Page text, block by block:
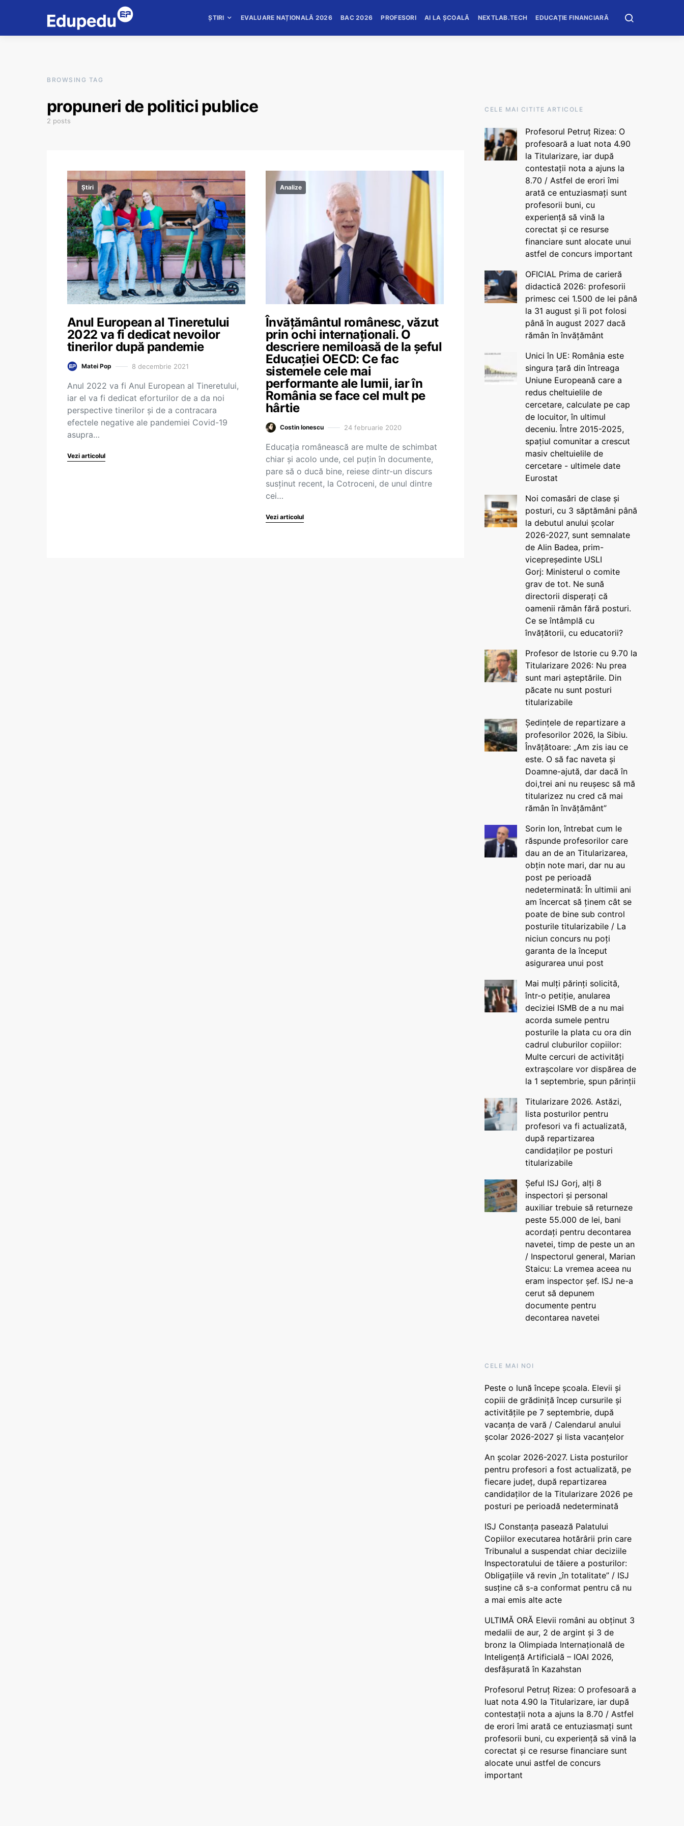
ȘTIRI EVALUARE NAȚIONALĂ 2026 BAC 2026 PROFESORI AI LA ȘCOALĂ NEXTLAB.TECH EDUCAȚIE FINANCIARĂ
BROWSING TAG
propuneri de politici publice
2 posts
Știri
Anul European al Tineretului
2022 va fi dedicat nevoilor
tinerilor după pandemie
Matei Pop 8 decembrie 2021
Anul 2022 va fi Anul European al Tineretului,
iar el va fi dedicat eforturilor de a da noi
perspective tinerilor și de a contracara
efectele negative ale pandemiei Covid-19
asupra…
Vezi articolul
Analize
Învățământul românesc, văzut
prin ochi internaționali. O
descriere nemiloasă de la șeful
Educației OECD: Ce fac
sistemele cele mai
performante ale lumii, iar în
România se face cel mult pe
hârtie
Costin Ionescu 24 februarie 2020
Educația românească are multe de schimbat
chiar și acolo unde, cel puțin în documente,
pare să o ducă bine, reiese dintr-un discurs
susținut recent, la Cotroceni, de unul dintre
cei…
Vezi articolul
CELE MAI CITITE ARTICOLE
Profesorul Petruț Rizea: O
profesoară a luat nota 4.90
la Titularizare, iar după
contestații nota a ajuns la
8.70 / Astfel de erori îmi
arată ce entuziasmați sunt
profesorii buni, cu
experiență să vină la
corectat și ce resurse
financiare sunt alocate unui
astfel de concurs important
OFICIAL Prima de carieră
didactică 2026: profesorii
primesc cei 1.500 de lei până
la 31 august și îi pot folosi
până în august 2027 dacă
rămân în învățământ
Unici în UE: România este
singura țară din întreaga
Uniune Europeană care a
redus cheltuielile de
cercetare, calculate pe cap
de locuitor, în ultimul
deceniu. Între 2015-2025,
spațiul comunitar a crescut
masiv cheltuielile de
cercetare - ultimele date
Eurostat
Noi comasări de clase și
posturi, cu 3 săptămâni până
la debutul anului școlar
2026-2027, sunt semnalate
de Alin Badea, prim-
vicepreședinte USLI
Gorj: Ministerul o comite
grav de tot. Ne sună
directorii disperați că
oamenii rămân fără posturi.
Ce se întâmplă cu
învățătorii, cu educatorii?
Profesor de Istorie cu 9.70 la
Titularizare 2026: Nu prea
sunt mari așteptările. Din
păcate nu sunt posturi
titularizabile
Ședințele de repartizare a
profesorilor 2026, la Sibiu.
Învățătoare: „Am zis iau ce
este. O să fac naveta și
Doamne-ajută, dar dacă în
doi,trei ani nu reușesc să mă
titularizez nu cred că mai
rămân în învățământ”
Sorin Ion, întrebat cum le
răspunde profesorilor care
dau an de an Titularizarea,
obțin note mari, dar nu au
post pe perioadă
nedeterminată: În ultimii ani
am încercat să ținem cât se
poate de bine sub control
posturile titularizabile / La
niciun concurs nu poți
garanta de la început
asigurarea unui post
Mai mulți părinți solicită,
într-o petiție, anularea
deciziei ISMB de a nu mai
acorda sumele pentru
posturile la plata cu ora din
cadrul cluburilor copiilor:
Multe cercuri de activități
extrașcolare vor dispărea de
la 1 septembrie, spun părinții
Titularizare 2026. Astăzi,
lista posturilor pentru
profesori va fi actualizată,
după repartizarea
candidaților pe posturi
titularizabile
Șeful ISJ Gorj, alți 8
inspectori și personal
auxiliar trebuie să returneze
peste 55.000 de lei, bani
acordați pentru decontarea
navetei, timp de peste un an
/ Inspectorul general, Marian
Staicu: La vremea aceea nu
eram inspector șef. ISJ ne-a
cerut să depunem
documente pentru
decontarea navetei
CELE MAI NOI
Peste o lună începe școala. Elevii și
copiii de grădiniță încep cursurile și
activitățile pe 7 septembrie, după
vacanța de vară / Calendarul anului
școlar 2026-2027 și lista vacanțelor
An școlar 2026-2027. Lista posturilor
pentru profesori a fost actualizată, pe
fiecare județ, după repartizarea
candidaților de la Titularizare 2026 pe
posturi pe perioadă nedeterminată
ISJ Constanța pasează Palatului
Copiilor executarea hotărârii prin care
Tribunalul a suspendat chiar deciziile
Inspectoratului de tăiere a posturilor:
Obligațiile vă revin „în totalitate” / ISJ
susține că s-a conformat pentru că nu
a mai emis alte acte
ULTIMĂ ORĂ Elevii români au obținut 3
medalii de aur, 2 de argint și 3 de
bronz la Olimpiada Internațională de
Inteligență Artificială – IOAI 2026,
desfășurată în Kazahstan
Profesorul Petruț Rizea: O profesoară a
luat nota 4.90 la Titularizare, iar după
contestații nota a ajuns la 8.70 / Astfel
de erori îmi arată ce entuziasmați sunt
profesorii buni, cu experiență să vină la
corectat și ce resurse financiare sunt
alocate unui astfel de concurs
important